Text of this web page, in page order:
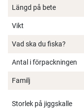
Längd på bete
Vikt
Vad ska du fiska?
Antal i förpackningen
Familj
Storlek på jiggskalle